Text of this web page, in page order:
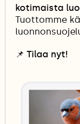
kotimaista
Tuottomme
📌 Tilaa nyt!